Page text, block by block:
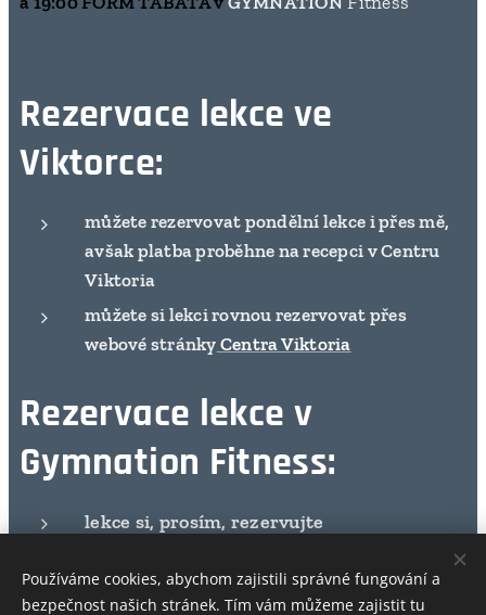
Rezervace lekce ve
Viktorce:
můžete rezervovat pondělní lekce i přes mě,
avšak platba proběhne na recepci v Centru
Viktoria
můžete si lekci rovnou rezervovat přes
webové stránky Centra Viktoria
Rezervace lekce v
Gymnation Fitness:
lekce si, prosím, rezervujte
Používáme cookies, abychom zajistili správné fungování a
bezpečnost našich stránek. Tím vám můžeme zajistit tu